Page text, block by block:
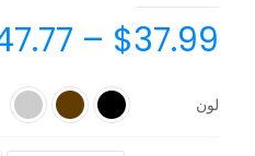
$37.99
–
لون